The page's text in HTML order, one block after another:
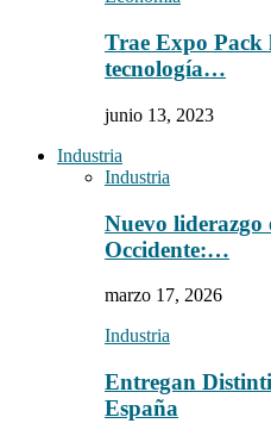
Trae Expo Pack
tecnología…
junio 13, 2023
Industria
Industria
Nuevo liderazgo
Occidente:…
marzo 17, 2026
Industria
Entregan
España